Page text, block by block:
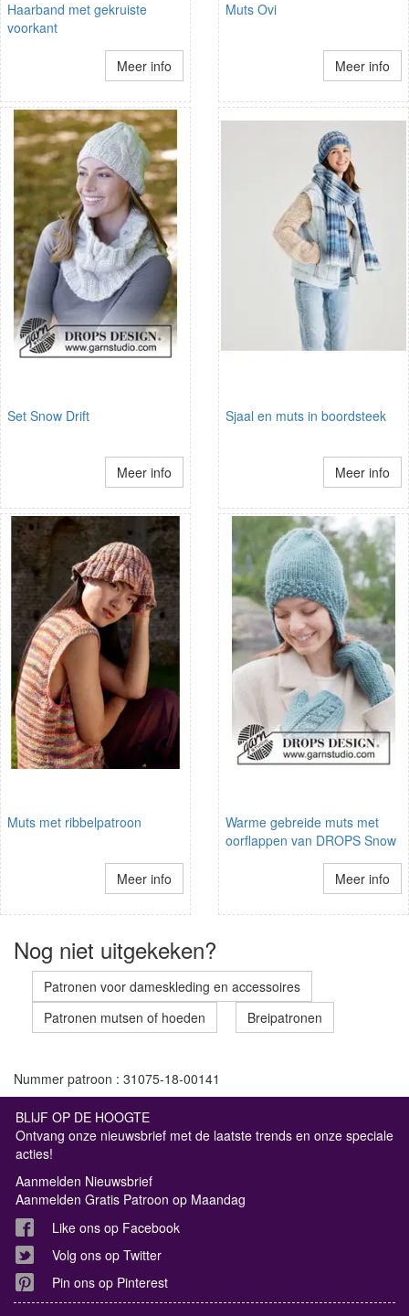
Haarband met gekruiste
voorkant
Meer info
Muts Ovi
Meer info
Set Snow Drift
Meer info
Sjaal en muts in boordsteek
Meer info
Muts met ribbelpatroon
Meer info
Warme gebreide muts met
oorflappen van DROPS Snow
Meer info
Nog niet uitgekeken?
Patronen voor dameskleding en accessoires
Patronen mutsen of hoeden
Breipatronen
Nummer patroon : 31075-18-00141
BLIJF OP DE HOOGTE
Ontvang onze nieuwsbrief met de laatste trends en onze speciale
acties!
Aanmelden Nieuwsbrief
Aanmelden Gratis Patroon op Maandag
Like ons op Facebook
Volg ons op Twitter
Pin ons op Pinterest